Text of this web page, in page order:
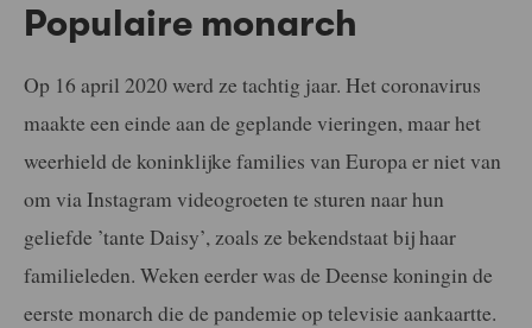
Populaire monarch
Op 16 april 2020 werd ze tachtig jaar. Het coronavirus
maakte een einde aan de geplande vieringen, maar het
weerhield de koninklijke families van Europa er niet van
om via Instagram videogroeten te sturen naar hun
geliefde ’tante Daisy’, zoals ze bekendstaat bij haar
familieleden. Weken eerder was de Deense koningin de
eerste monarch die de pandemie op televisie aankaartte.